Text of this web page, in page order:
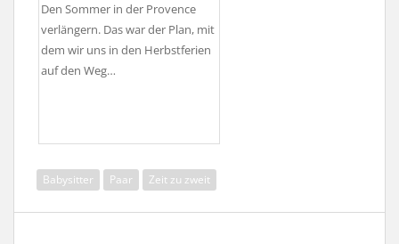
Den Sommer in der Provence
verlängern. Das war der Plan, mit
dem wir uns in den Herbstferien
auf den Weg…
Babysitter Paar Zeit zu zweit